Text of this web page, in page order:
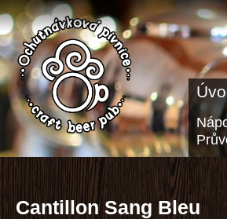
Cantillon Sang Bleu